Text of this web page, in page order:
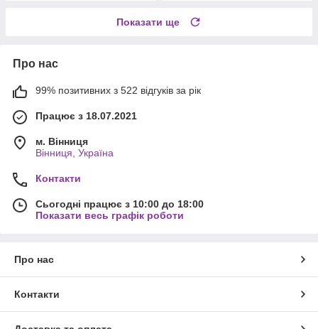
Показати ще
Про нас
99% позитивних з 522 відгуків за рік
Працює з 18.07.2021
м. Вінниця
Вінниця, Україна
Контакти
Сьогодні працює з 10:00 до 18:00
Показати весь графік роботи
Про нас
Контакти